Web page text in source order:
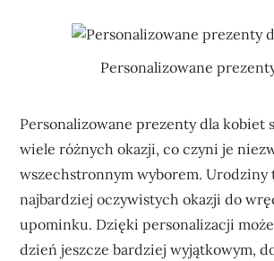
Personalizowane
Personalizowane prezenty dla kobiet
wiele różnych okazji, co czyni je
wszechstronnym wyborem. Urodziny
najbardziej oczywistych okazji do
upominku. Dzięki personalizacji
dzień jeszcze bardziej wyjątkowym,